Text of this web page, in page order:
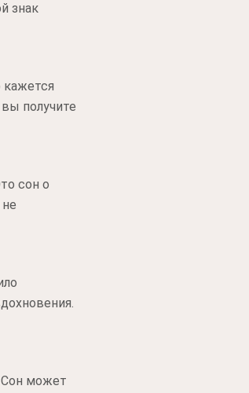
знак
получите
сон о
Сон может